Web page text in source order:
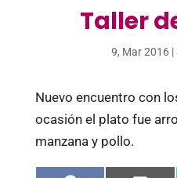
Taller
9, Mar 2016|
Nuevo encuentro con
ocasión el plato fue
manzana y pollo.